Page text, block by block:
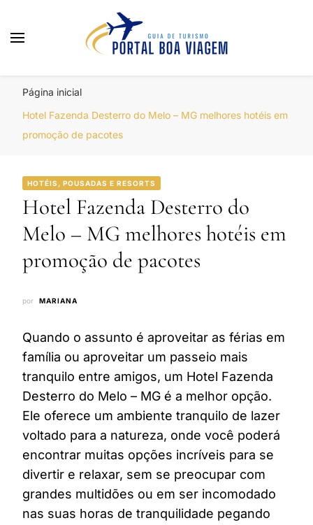
Página inicial
Hotel Fazenda Desterro do Melo – MG melhores hotéis em
promoção de pacotes
HOTÉIS, POUSADAS E RESORTS
Hotel Fazenda Desterro do
Melo – MG melhores hotéis em
promoção de pacotes
por MARIANA
Quando o assunto é aproveitar as férias em
família ou aproveitar um passeio mais
tranquilo entre amigos, um Hotel Fazenda
Desterro do Melo – MG é a melhor opção.
Ele oferece um ambiente tranquilo de lazer
voltado para a natureza, onde você poderá
encontrar muitas opções incríveis para se
divertir e relaxar, sem se preocupar com
grandes multidões ou em ser incomodado
nas suas horas de tranquilidade pegando